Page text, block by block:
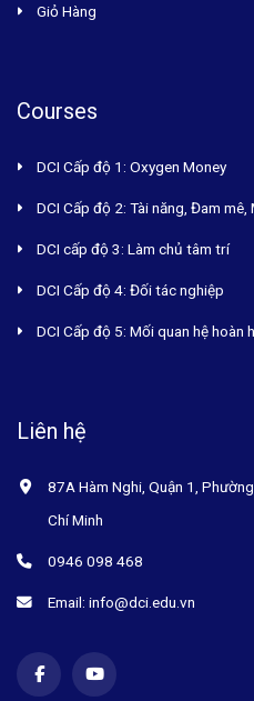
Giỏ Hàng
Courses
DCI Cấp độ 1: Oxygen Money
DCI Cấp độ 2: Tài năng, Đam
DCI cấp độ 3: Làm chủ tâm trí
DCI Cấp độ 4: Đối tác nghiệp
DCI Cấp độ 5: Mối quan hệ hoàn
Liên hệ
87A Hàm Nghi, Quận 1,
Chí Minh
0946 098 468
Email: info@dci.edu.vn